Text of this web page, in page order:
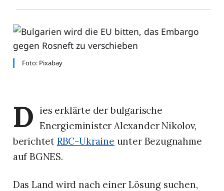
Foto: Pixabay
D ies erklärte der bulgarische
Energieminister Alexander Nikolov,
berichtet RBC-Ukraine unter Bezugnahme
auf BGNES.
Das Land wird nach einer Lösung suchen,